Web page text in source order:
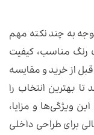
به چند نکته مهم
رنگ مناسب، کیفیت
از خرید و مقایسه
بهترین انتخاب را
ویژگی‌ها و مزایا،
برای طراحی داخلی